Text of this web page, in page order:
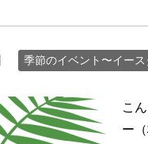
季節のイベント〜イー
こ
ー